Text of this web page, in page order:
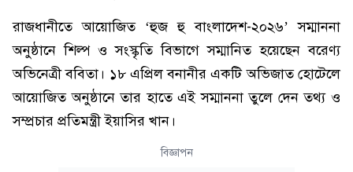
রাজধানীতে আয়োজিত ‘হুজ হু বাংলাদেশ-২০২৬’ সম্মাননা
অনুষ্ঠানে শিল্প ও সংস্কৃতি বিভাগে সম্মানিত হয়েছেন বরেণ্য
অভিনেত্রী ববিতা। ১৮ এপ্রিল বনানীর একটি অভিজাত হোটেলে
আয়োজিত অনুষ্ঠানে তার হাতে এই সম্মাননা তুলে দেন তথ্য ও
সম্প্রচার প্রতিমন্ত্রী ইয়াসির খান।
বিজ্ঞাপন